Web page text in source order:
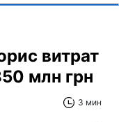
витрат
млн грн
3 мин